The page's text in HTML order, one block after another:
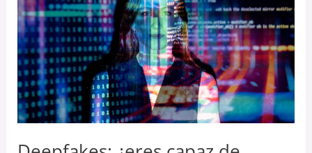
de
detectarlos
mejor
que
la
IA?